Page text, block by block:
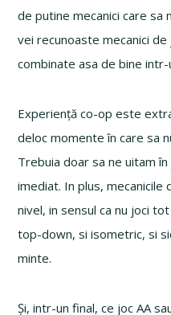
de putine mecanici care sa
vei recunoaste mecanici
combinate asa de bine
Experiență co-op este
deloc momente în care sa
Trebuia doar sa ne uitam
imediat. In plus, mecanicile
nivel, in sensul ca nu joci
top-down, si isometric, si
minte.
Și, intr-un final, ce joc AA